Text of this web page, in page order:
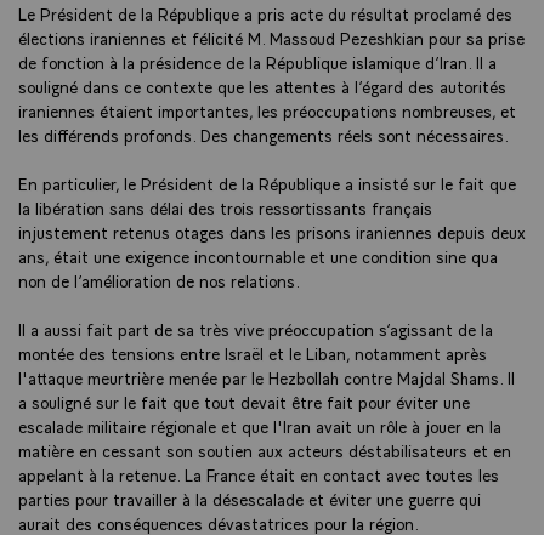
Le Président de la République a pris acte du résultat proclamé des
élections iraniennes et félicité M. Massoud Pezeshkian pour sa prise
de fonction à la présidence de la République islamique d’Iran. Il a
souligné dans ce contexte que les attentes à l’égard des autorités
iraniennes étaient importantes, les préoccupations nombreuses, et
les différends profonds. Des changements réels sont nécessaires.
En particulier, le Président de la République a insisté sur le fait que
la libération sans délai des trois ressortissants français
injustement retenus otages dans les prisons iraniennes depuis deux
ans, était une exigence incontournable et une condition sine qua
non de l’amélioration de nos relations.
Il a aussi fait part de sa très vive préoccupation s’agissant de la
montée des tensions entre Israël et le Liban, notamment après
l'attaque meurtrière menée par le Hezbollah contre Majdal Shams. Il
a souligné sur le fait que tout devait être fait pour éviter une
escalade militaire régionale et que l'Iran avait un rôle à jouer en la
matière en cessant son soutien aux acteurs déstabilisateurs et en
appelant à la retenue. La France était en contact avec toutes les
parties pour travailler à la désescalade et éviter une guerre qui
aurait des conséquences dévastatrices pour la région.